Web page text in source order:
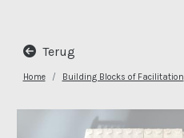
Terug
Home Building Blocks of Facilitation